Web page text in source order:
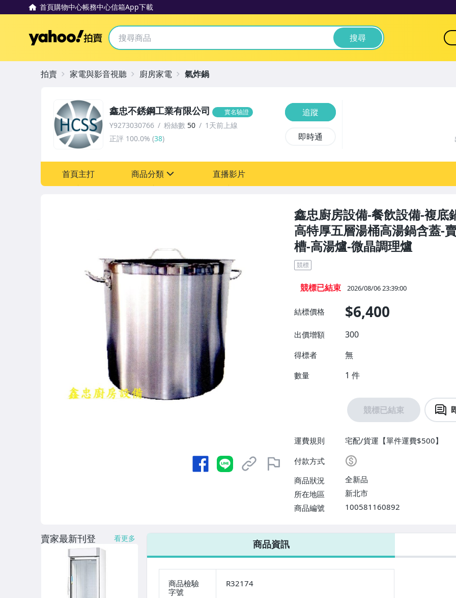
首頁購物中心帳務中心信箱App下載
Yahoo拍賣 搜尋
鑫忠廚房設備-餐飲設備-複
高特厚五層湯桶高湯鍋含蓋-
槽-高湯爐-微晶調理爐
競標
競標已結束 2026/08/06 23:39:00
結標價格 $6,400
出價增額 300
得標者 無
數量 1 件
競標已結束
運費規則
宅配/貨運【單件運費$500】
付款方式
商品狀況
全新品
所在地區
新北市
商品編號
100581160892
鑫忠不銹鋼工業有限公司 實名驗證
Y9273030766 粉絲數 50
1天前上線
正評 100.0% (38)
追蹤
即時通
首頁主打 商品分類 直播影片
拍賣 家電與影音視聽 廚房家電 氣炸鍋
商品資訊
商品檢驗
字號
R32174
賣家最新刊登 看更多